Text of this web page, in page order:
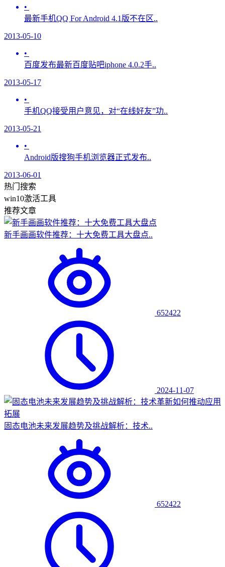
•
最新手机QQ For Android 4.1版不在区..
2013-05-10
•
百度发布最新百度贴吧iphone 4.0.2手..
2013-05-17
•
手机QQ接受用户意见，对“在线好友”功..
2013-05-21
•
Android版搜狗手机浏览器正式发布..
2013-06-01
热门搜索
win10激活工具
推荐文章
新手画画软件推荐：十大免费工具大盘点..
652422
2024-11-07
固态电池未来发展趋势及挑战解析：技术..
652422